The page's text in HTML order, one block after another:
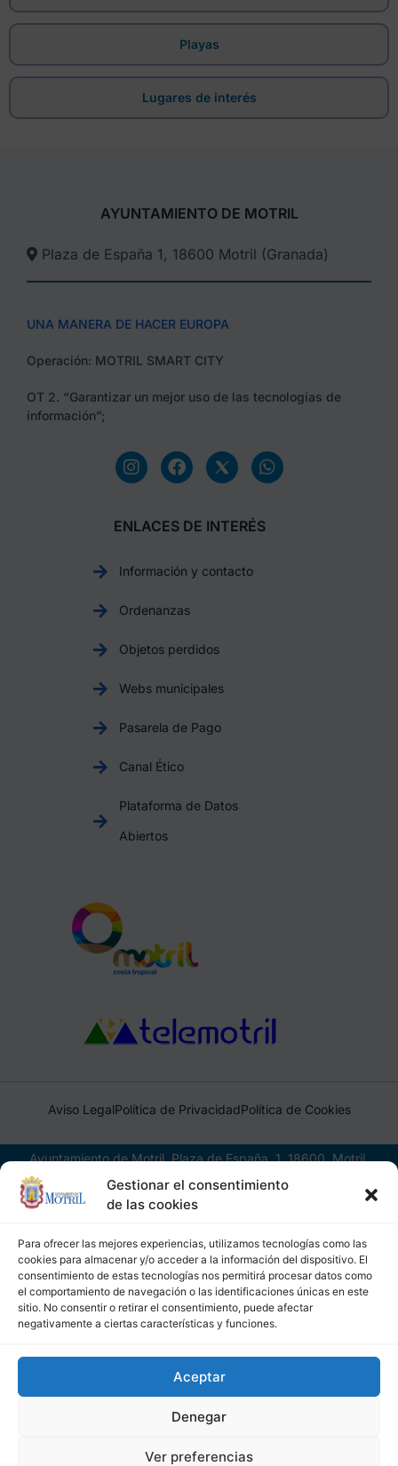
Gestionar el consentimiento
de las cookies
Para ofrecer las mejores experiencias, utilizamos tecnologías como las
cookies para almacenar y/o acceder a la información del dispositivo. El
consentimiento de estas tecnologías nos permitirá procesar datos como
el comportamiento de navegación o las identificaciones únicas en este
sitio. No consentir o retirar el consentimiento, puede afectar
negativamente a ciertas características y funciones.
Aceptar
Denegar
Ver preferencias
Playas
Lugares de interés
AYUNTAMIENTO DE MOTRIL
Plaza de España 1, 18600 Motril (Granada)​
UNA MANERA DE HACER EUROPA
Operación: MOTRIL SMART CITY
OT 2. “Garantizar un mejor uso de las tecnologías de
información”;
ENLACES DE INTERÉS
Información y contacto
Ordenanzas
Objetos perdidos
Webs municipales
Pasarela de Pago
Canal Ético
Plataforma de Datos
Abiertos
Aviso LegalPolítica de PrivacidadPolítica de Cookies
Ayuntamiento de Motril, Plaza de España, 1, 18600, Motril,
(Granada), CIF: P1814200J, DIR3: L01181400